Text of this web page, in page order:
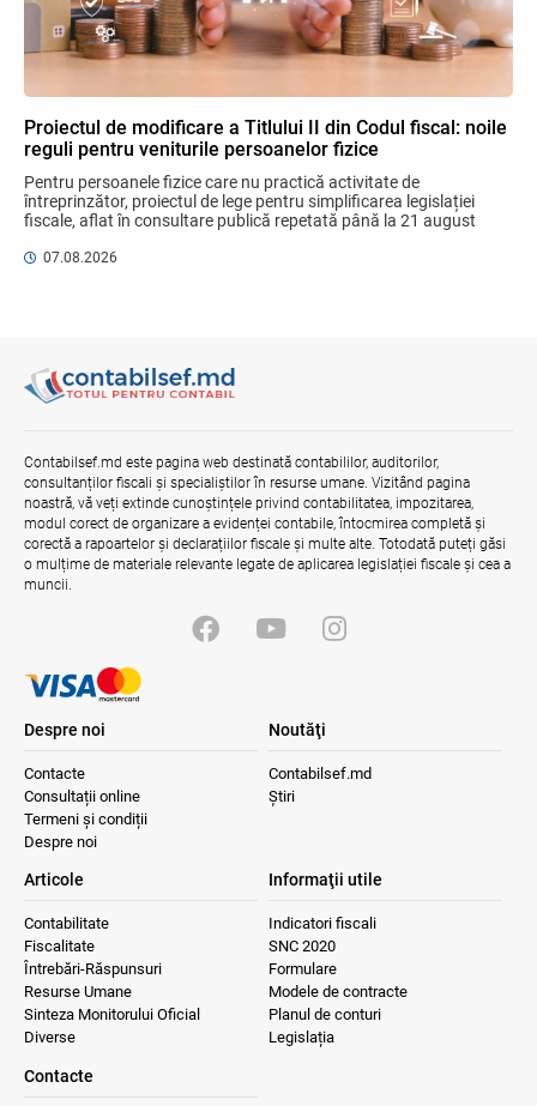
Bunurile și banii confiscați vor fi utilizați
în scopuri sociale și în interes public
06.08.2026 Guvernul RM
Mai puține taxe pe muncă. Mai multă
stimulare a investițiilor. Mai ferm pe vicii.
Mai corect pe excepții.
07.08.2026 Ministerul Finațelor
nominalizare a candidaților
03.08.2026 Ministerul Finanțelor
Proiectul de modificare a Titlului II din Codul fiscal: noile
reguli pentru veniturile persoanelor fizice
Pentru persoanele fizice care nu practică activitate de
întreprinzător, proiectul de lege pentru simplificarea legislației
fiscale, aflat în consultare publică repetată până la 21 august
07.08.2026
Contabilsef.md este pagina web destinată contabililor, auditorilor,
consultanților fiscali și specialiștilor în resurse umane. Vizitând pagina
noastră, vă veți extinde cunoștințele privind contabilitatea, impozitarea,
modul corect de organizare a evidenței contabile, întocmirea completă și
corectă a rapoartelor și declarațiilor fiscale și multe alte. Totodată puteți găsi
o mulțime de materiale relevante legate de aplicarea legislației fiscale și cea a
muncii.
Despre noi
Contacte
Consultații online
Termeni și condiții
Despre noi
Noutăţi
Contabilsef.md
Știri
Articole
Contabilitate
Fiscalitate
Întrebări-Răspunsuri
Resurse Umane
Sinteza Monitorului Oficial
Diverse
Informaţii utile
Indicatori fiscali
SNC 2020
Formulare
Modele de contracte
Planul de conturi
Legislația
Contacte